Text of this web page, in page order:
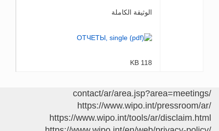
الوثيقة الكاملة
118 KB
/contact/ar/area.jsp?area=meetings
https://www.wipo.int/pressroom/ar/
https://www.wipo.int/tools/ar/disclaim.html